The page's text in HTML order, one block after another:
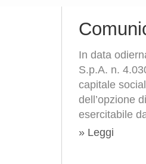
In data
S.p.A. n.
capitale
dell’opzione
esercitabile
» Leggi